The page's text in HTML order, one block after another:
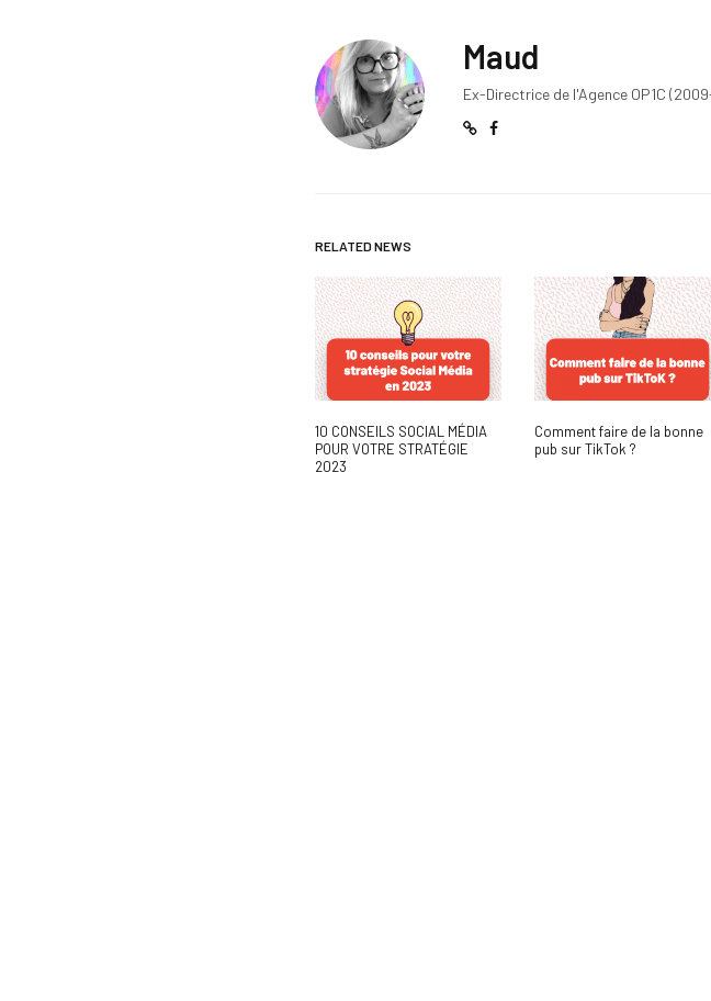
Maud
Ex-Directrice de l'Agence OP1C
RELATED NEWS
10 CONSEILS SOCIAL MÉDIA
POUR VOTRE STRATÉGIE
2023
Comment faire de la bonne
pub sur TikTok ?